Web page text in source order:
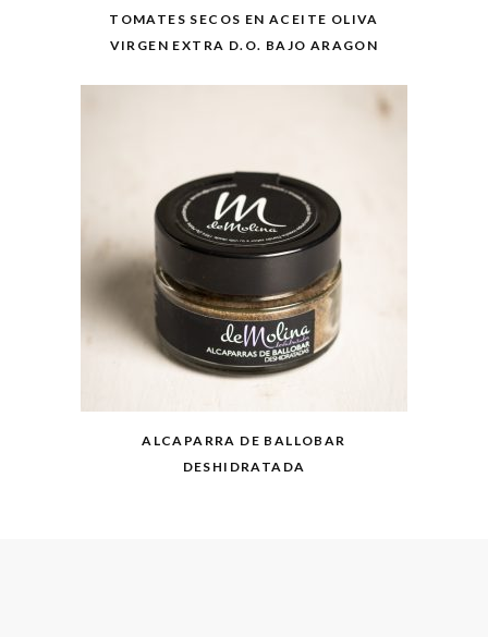
TOMATES SECOS EN ACEITE OLIVA
VIRGEN EXTRA D.O. BAJO ARAGON
ALCAPARRA DE BALLOBAR
DESHIDRATADA